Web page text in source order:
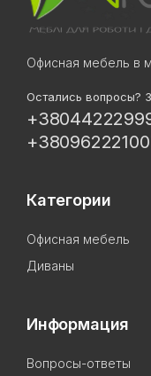
Офисная мебель в
Остались вопросы?
Категории
Офисная мебель
Диваны
Информация
Вопросы-ответы